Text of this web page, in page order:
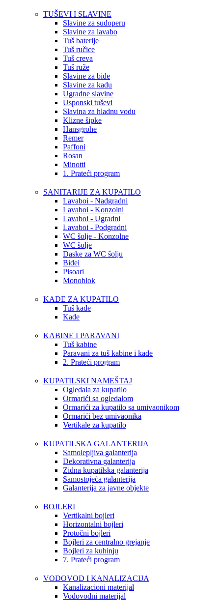
TUŠEVI I SLAVINE
Slavine za sudoperu
Slavine za lavabo
Tuš baterije
Tuš ručice
Tuš creva
Tuš ruže
Slavine za bide
Slavine za kadu
Ugradne slavine
Usponski tuševi
Slavina za hladnu vodu
Klizne šipke
Hansgrohe
Remer
Paffoni
Rosan
Minotti
1. Prateći program
SANITARIJE ZA KUPATILO
Lavaboi - Nadgradni
Lavaboi - Konzolni
Lavaboi - Ugradni
Lavaboi - Podgradni
WC šolje - Konzolne
WC šolje
Daske za WC šolju
Bidei
Pisoari
Monoblok
KADE ZA KUPATILO
Tuš kade
Kade
KABINE I PARAVANI
Tuš kabine
Paravani za tuš kabine i kade
2. Prateći program
KUPATILSKI NAMEŠTAJ
Ogledala za kupatilo
Ormarići sa ogledalom
Ormarići za kupatilo sa umivaonikom
Ormarići bez umivaonika
Vertikale za kupatilo
KUPATILSKA GALANTERIJA
Samolepljiva galanterija
Dekorativna galanterija
Zidna kupatilska galanterija
Samostojeća galanterija
Galanterija za javne objekte
BOJLERI
Vertikalni bojleri
Horizontalni bojleri
Protočni bojleri
Bojleri za centralno grejanje
Bojleri za kuhinju
7. Prateći program
VODOVOD I KANALIZACIJA
Kanalizacioni materijal
Vodovodni materijal